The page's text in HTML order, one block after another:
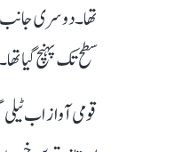
سطح تک پہنچ گیا
قومی آواز اب